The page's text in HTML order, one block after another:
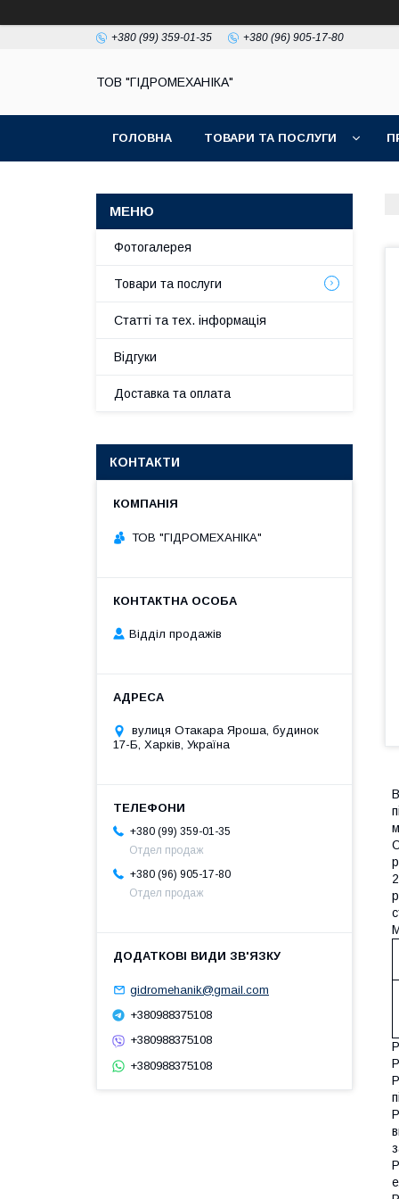
+380 (99) 359-01-35 +380 (96) 905-17-80
ТОВ "ГІДРОМЕХАНІКА"
ГОЛОВНА ТОВАРИ ТА ПОСЛУГИ
Фотогалерея
Товари та послуги
Статті та тех. інформація
Відгуки
Доставка та оплата
КОНТАКТИ
ТОВ "ГІДРОМЕХАНІКА"
Відділ продажів
вулиця Отакара Яроша, будинок
17-Б, Харків, Україна
+380 (99) 359-01-35
Отдел продаж
+380 (96) 905-17-80
Отдел продаж
gidromehanik@gmail.com
+380988375108
+380988375108
+380988375108